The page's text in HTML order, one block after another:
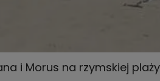
i Morus na rzymskiej